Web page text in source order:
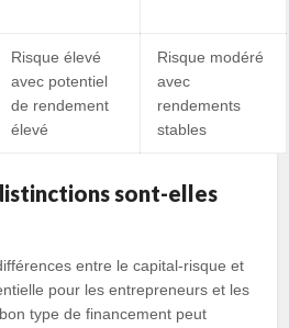
Risque élevé
avec potentiel
de rendement
élevé
Risque modéré
avec
rendements
stables
sont-elles
entre le capital-risque et
pour les entrepreneurs et les
type de financement peut